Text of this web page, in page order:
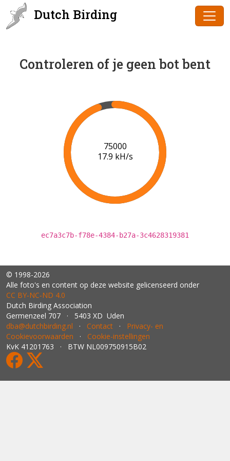
Dutch Birding
Controleren of je geen bot bent
77000
18.1 kH/s
ec7a3c7b-f78e-4384-b27a-3c4628319381
© 1998-2026
Alle foto's en content op deze website gelicenseerd onder
CC BY‑NC‑ND 4.0
Dutch Birding Association
Germenzeel 707 · 5403 XD Uden
dba@dutchbirding.nl · Contact · Privacy- en
Cookievoorwaarden · Cookie-instellingen
KvK 41201763 · BTW NL009750915B02